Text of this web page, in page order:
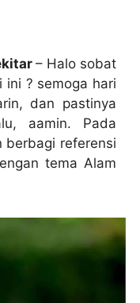
– Halo sobat
ini ? semoga hari
dan pastinya
aamin. Pada
berbagi referensi
tema Alam